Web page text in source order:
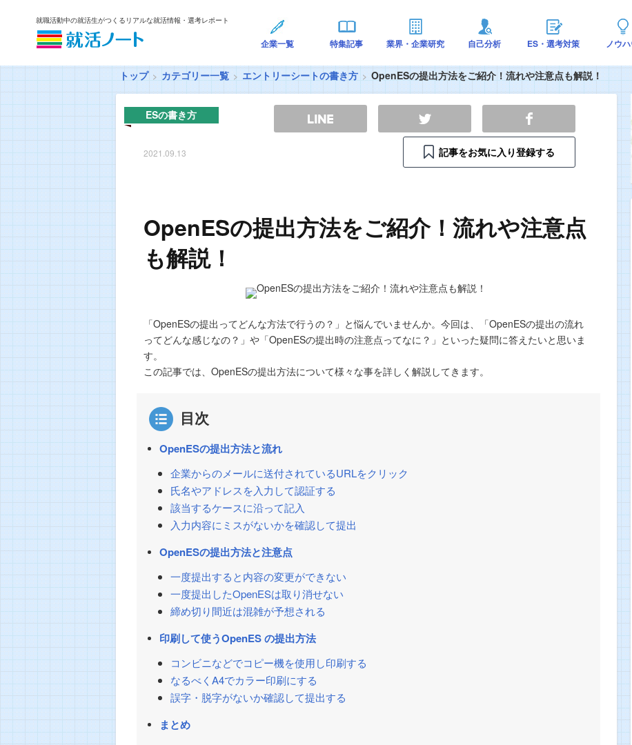
就職活動中の就活生がつくるリアルな就活情報・選考レポート
企業一覧 特集記事 業界・企業研究 自己分析 ES・選考対策 ノウ
トップ カテゴリー一覧 エントリーシートの書き方 OpenESの提出方法をご紹介！流れや注意点も解説！
ESの書き方
2021.09.13 記事をお気に入り登録する
OpenESの提出方法をご紹介！流れや注意点
も解説！
「OpenESの提出ってどんな方法で行うの？」と悩んでいませんか。今回は、「OpenESの提出の流れ
ってどんな感じなの？」や「OpenESの提出時の注意点ってなに？」といった疑問に答えたいと思いま
す。
この記事では、OpenESの提出方法について様々な事を詳しく解説してきます。
目次
OpenESの提出方法と流れ
企業からのメールに送付されているURLをクリック
氏名やアドレスを入力して認証する
該当するケースに沿って記入
入力内容にミスがないかを確認して提出
OpenESの提出方法と注意点
一度提出すると内容の変更ができない
一度提出したOpenESは取り消せない
締め切り間近は混雑が予想される
印刷して使うOpenES の提出方法
コンビニなどでコピー機を使用し印刷する
なるべくA4でカラー印刷にする
誤字・脱字がないか確認して提出する
まとめ